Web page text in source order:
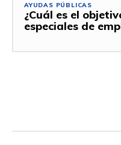
AYUDAS PÚBLICAS
¿Cuál es el
especiales de